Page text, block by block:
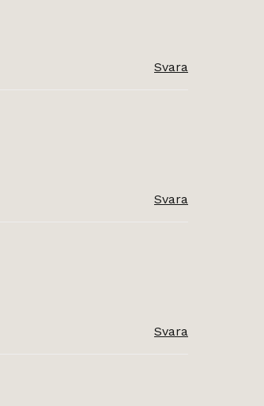
Svara
Svara
Svara